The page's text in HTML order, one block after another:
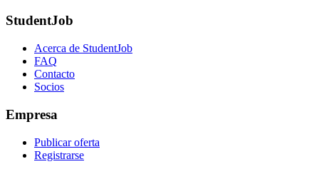
StudentJob
Acerca de StudentJob
FAQ
Contacto
Socios
Empresa
Publicar oferta
Registrarse